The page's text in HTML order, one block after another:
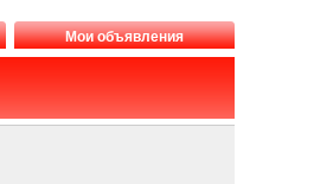
Мои объявления